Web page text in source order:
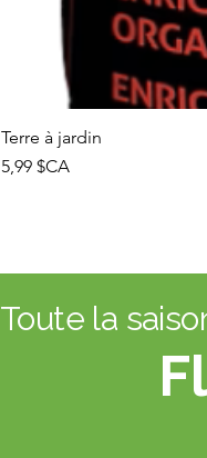
Terre à jardin
Prix
5,99 $CA
Toute la